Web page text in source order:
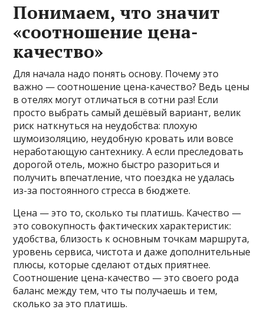
Понимаем, что значит
«соотношение цена-
качество»
Для начала надо понять основу. Почему это
важно — соотношение цена-качество? Ведь цены
в отелях могут отличаться в сотни раз! Если
просто выбрать самый дешёвый вариант, велик
риск наткнуться на неудобства: плохую
шумоизоляцию, неудобную кровать или вовсе
неработающую сантехнику. А если преследовать
дорогой отель, можно быстро разориться и
получить впечатление, что поездка не удалась
из-за постоянного стресса в бюджете.
Цена — это то, сколько ты платишь. Качество —
это совокупность фактических характеристик:
удобства, близость к основным точкам маршрута,
уровень сервиса, чистота и даже дополнительные
плюсы, которые сделают отдых приятнее.
Соотношение цена-качество — это своего рода
баланс между тем, что ты получаешь и тем,
сколько за это платишь.